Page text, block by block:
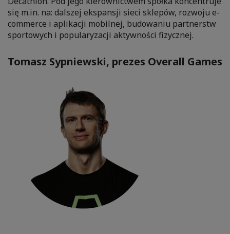
się m.in. na: dalszej ekspansji sieci sklepów, rozwoju e-
commerce i aplikacji mobilnej, budowaniu partnerstw
sportowych i popularyzacji aktywności fizycznej.
Tomasz Sypniewski, prezes Overall Games